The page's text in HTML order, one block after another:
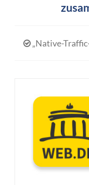
„Native-